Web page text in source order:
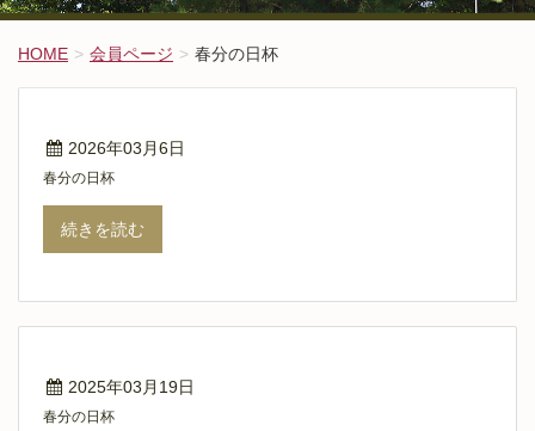
a
n
HOME 会員ページ 春分の日杯
2026年03月6日
春分の日杯
続きを読む
2025年03月19日
春分の日杯